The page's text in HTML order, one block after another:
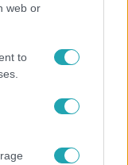
web or
to